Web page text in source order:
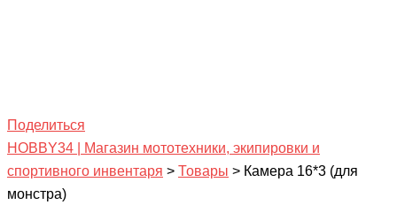
Поделиться
HOBBY34 | Магазин мототехники, экипировки и
спортивного инвентаря > Товары > Камера 16*3 (для
монстра)